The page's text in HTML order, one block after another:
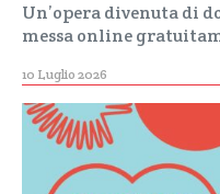
Un’opera divenuta di
messa online
10 Luglio 2026